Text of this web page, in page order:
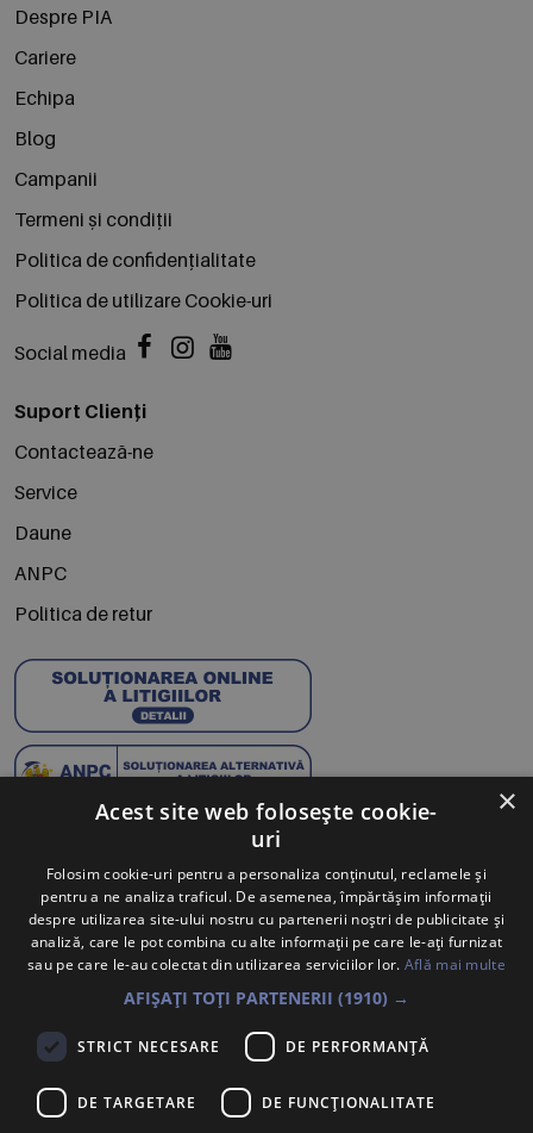
Despre PIA
Cariere
Echipa
Blog
Campanii
Termeni și condiții
Politica de confidențialitate
Politica de utilizare Cookie-uri
Social media
Suport Clienți
Contactează-ne
Service
Daune
ANPC
Politica de retur
Abonează-te la Newsletter
Te anunțăm când avem oferte noi și promoții la mărcile
tale preferate.
Sunt de acord ca datele cu caracter personal furnizate să fie
colectate pentru a putea fi contactat în vederea solicitării trimise.
Declar că am citit și sunt de acord cu
×
Acest site web folosește cookie-
uri
Folosim cookie-uri pentru a personaliza conținutul, reclamele și
pentru a ne analiza traficul. De asemenea, împărtășim informații
despre utilizarea site-ului nostru cu partenerii noștri de publicitate și
analiză, care le pot combina cu alte informații pe care le-ați furnizat
sau pe care le-au colectat din utilizarea serviciilor lor. Află mai multe
AFIȘAȚI TOȚI PARTENERII (1910) →
STRICT NECESARE DE PERFORMANȚĂ
DE TARGETARE DE FUNCŢIONALITATE